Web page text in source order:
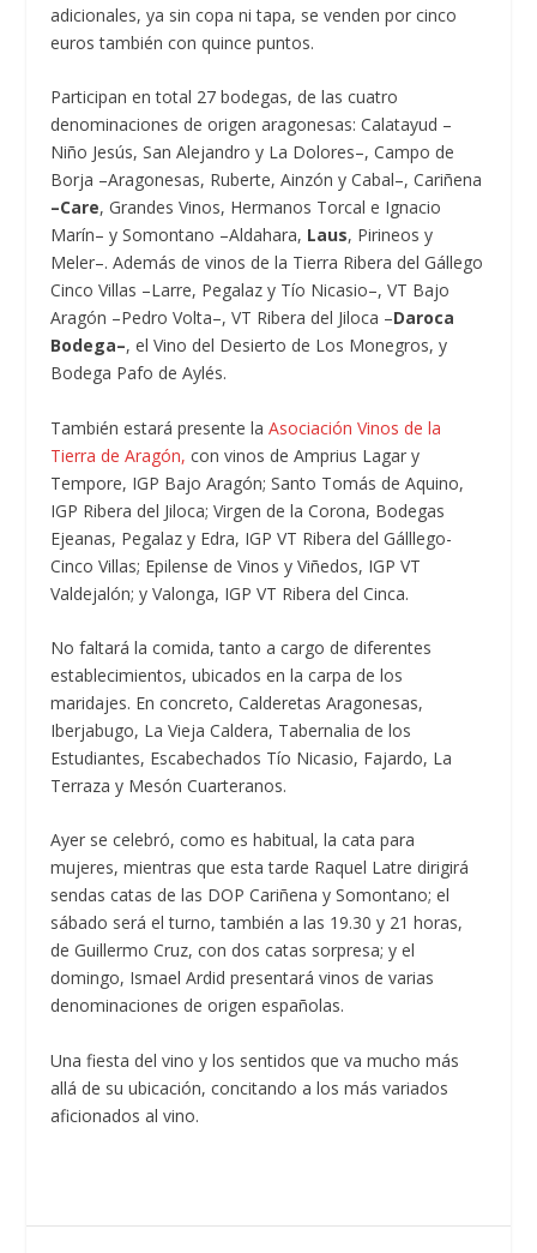
adicionales, ya sin copa ni tapa, se venden por cinco
euros también con quince puntos.
Participan en total 27 bodegas, de las cuatro
denominaciones de origen aragonesas: Calatayud –
Niño Jesús, San Alejandro y La Dolores–, Campo de
Borja –Aragonesas, Ruberte, Ainzón y Cabal–, Cariñena
–Care, Grandes Vinos, Hermanos Torcal e Ignacio
Marín– y Somontano –Aldahara, Laus, Pirineos y
Meler–. Además de vinos de la Tierra Ribera del Gállego
Cinco Villas –Larre, Pegalaz y Tío Nicasio–, VT Bajo
Aragón –Pedro Volta–, VT Ribera del Jiloca –Daroca
Bodega–, el Vino del Desierto de Los Monegros, y
Bodega Pafo de Aylés.
También estará presente laAsociación Vinos de la
Tierra de Aragón,con vinos de Amprius Lagar y
Tempore, IGP Bajo Aragón; Santo Tomás de Aquino,
IGP Ribera del Jiloca; Virgen de la Corona, Bodegas
Ejeanas, Pegalaz y Edra, IGP VT Ribera del Gálllego-
Cinco Villas; Epilense de Vinos y Viñedos, IGP VT
Valdejalón; y Valonga, IGP VT Ribera del Cinca.
No faltará la comida, tanto a cargo de diferentes
establecimientos, ubicados en la carpa de los
maridajes. En concreto, Calderetas Aragonesas,
Iberjabugo, La Vieja Caldera, Tabernalia de los
Estudiantes, Escabechados Tío Nicasio, Fajardo, La
Terraza y Mesón Cuarteranos.
Ayer se celebró, como es habitual, la cata para
mujeres, mientras que esta tarde Raquel Latre dirigirá
sendas catas de las DOP Cariñena y Somontano; el
sábado será el turno, también a las 19.30 y 21 horas,
de Guillermo Cruz, con dos catas sorpresa; y el
domingo, Ismael Ardid presentará vinos de varias
denominaciones de origen españolas.
Una fiesta del vino y los sentidos que va mucho más
allá de su ubicación, concitando a los más variados
aficionados al vino.